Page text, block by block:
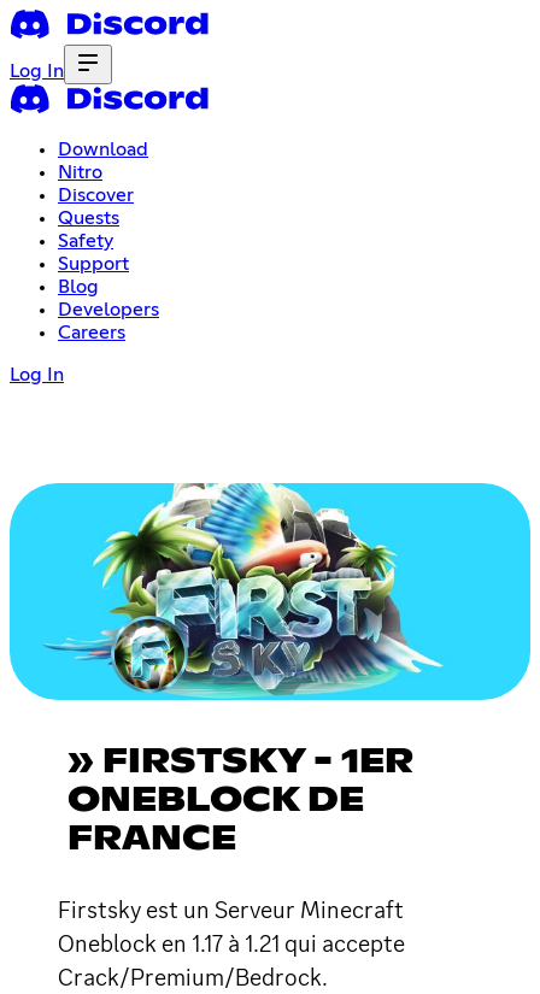
Log In
Download
Nitro
Discover
Quests
Safety
Support
Blog
Developers
Careers
Log In
» FIRSTSKY - 1ER
ONEBLOCK DE
FRANCE
Firstsky est un Serveur Minecraft
Oneblock en 1.17 à 1.21 qui accepte
Crack/Premium/Bedrock.